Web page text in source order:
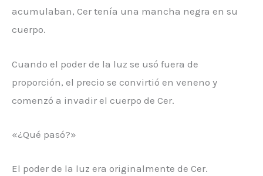
acumulaban, Cer tenía una mancha negra en su
cuerpo.
Cuando el poder de la luz se usó fuera de
proporción, el precio se convirtió en veneno y
comenzó a invadir el cuerpo de Cer.
«¿Qué pasó?»
El poder de la luz era originalmente de Cer.